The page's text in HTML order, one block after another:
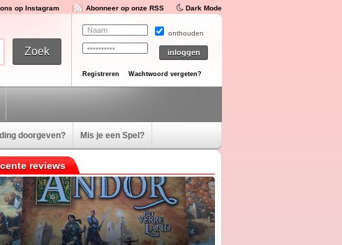
op Instagram Abonneer op onze RSS Dark Mode
onthouden
Registreren Wachtwoord vergeten?
doorgeven? Mis je een Spel?
reviews